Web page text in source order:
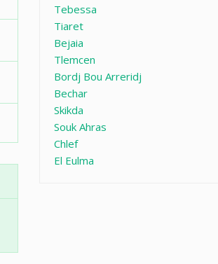
Tebessa
Tiaret
Bejaia
Tlemcen
Bordj Bou Arreridj
Bechar
Skikda
Souk Ahras
Chlef
El Eulma